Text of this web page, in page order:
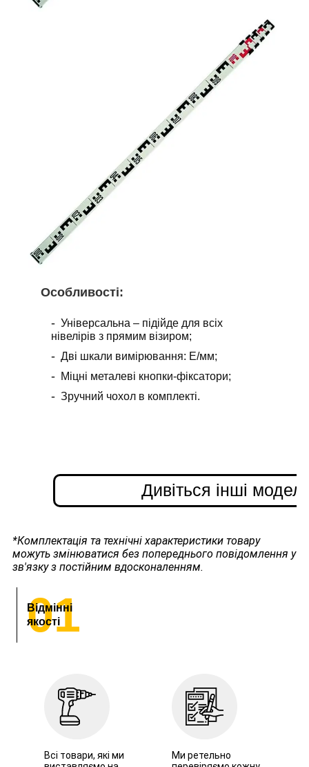
Особливості:
Універсальна – підійде для всіх
нівелірів з прямим візиром;
Дві шкали вимірювання: Е/мм;
Міцні металеві кнопки-фіксатори;
Зручний чохол в комплекті.
Дивіться інші
*Комплектація та технічні характеристики товару
можуть змінюватися без попереднього повідомлення у
зв'язку з постійним вдосконаленням.
01
Відмінні
якості
Всі товари, які ми
Ми ретельно